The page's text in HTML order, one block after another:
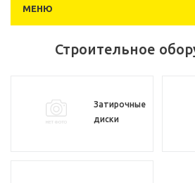
МЕНЮ
Строительное
Затирочные
диски